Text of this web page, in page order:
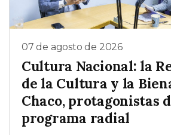
07 de agosto de 2026
Cultura Nacional: la
de la Cultura y la
Chaco, protagonistas
programa radial